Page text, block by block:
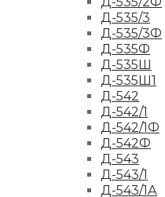
Д-535/3
Д-535/3Ф
Д-535Ф
Д-535Ш
Д-535Ш1
Д-542
Д-542/1
Д-542/1Ф
Д-542Ф
Д-543
Д-543/1
Д-543/1А